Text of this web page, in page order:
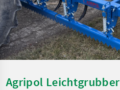
Agripol Leichtgrubber